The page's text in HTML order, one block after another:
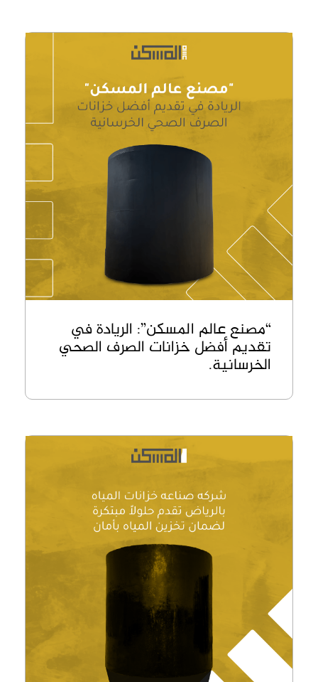
“مصنع عالم المسكن”: الريادة في
تقديم أفضل خزانات الصرف الصحي
الخرسانية.